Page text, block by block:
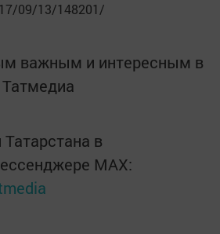
09/13/148201/
важным и интересным в
Татмедиа
в
MАХ: